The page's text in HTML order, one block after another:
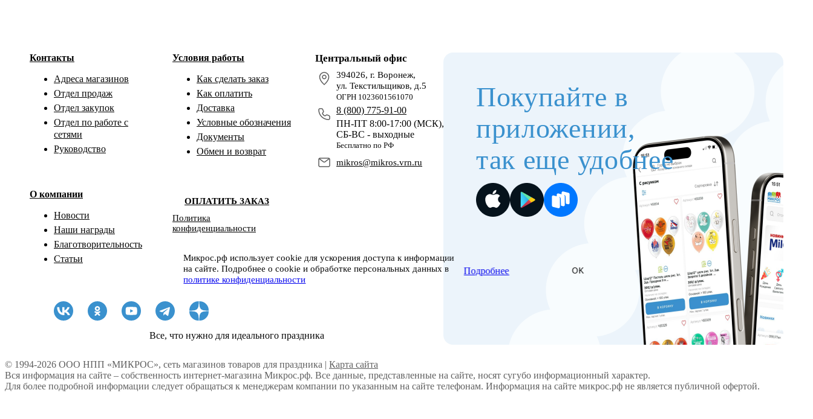
Микрос.рф использует cookie для ускорения доступа к информации
на сайте. Подробнее о cookie и обработке персональных данных в
политике конфиденциальности
Подробнее OK
Центральный офис
394026, г. Воронеж,
ул. Текстильщиков, д.5
ОГРН 1023601561070
8 (800) 775-91-00
ПН-ПТ 8:00-17:00 (МСК),
СБ-ВС - выходные
Бесплатно по РФ
mikros@mikros.vrn.ru
Контакты
Адреса магазинов
Отдел продаж
Отдел закупок
Отдел по работе с
сетями
Руководство
О компании
Новости
Наши награды
Благотворительность
Статьи
Условия работы
Как сделать заказ
Как оплатить
Доставка
Условные обозначения
Документы
Обмен и возврат
ОПЛАТИТЬ ЗАКАЗ
Политика
конфиденциальности
Все, что нужно для идеального праздника
Покупайте в
приложении,
так еще удобнее
© 1994-2026 ООО НПП «МИКРОС», сеть магазинов товаров для праздника | Карта сайта
Вся информация на сайте – собственность интернет-магазина Микрос.рф. Все данные, представленные на сайте, носят сугубо информационный характер.
Для более подробной информации следует обращаться к менеджерам компании по указанным на сайте телефонам. Информация на сайте микрос.рф не является публичной офертой.